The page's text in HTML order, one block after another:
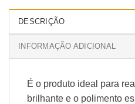
DESCRIÇÃO
INFORMAÇÃO ADICIONAL
É o produto ideal para
brilhante e o polimento